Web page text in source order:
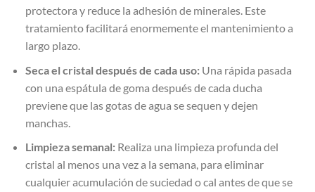
protectora y reduce la adhesión de minerales. Este
tratamiento facilitará enormemente el mantenimiento a
largo plazo.
Seca el cristal después de cada uso:Una rápida pasada
con una espátula de goma después de cada ducha
previene que las gotas de agua se sequen y dejen
manchas.
Limpieza semanal:Realiza una limpieza profunda del
cristal al menos una vez a la semana, para eliminar
cualquier acumulación de suciedad o cal antes de que se